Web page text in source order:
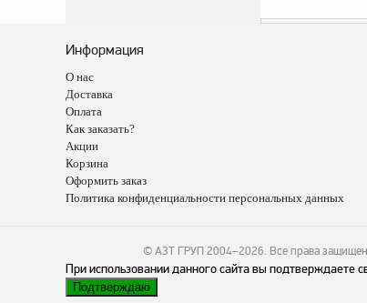
Информация
О нас
Доставка
Оплата
Как заказать?
Акции
Корзина
Оформить заказ
Политика конфиденциальности персональных данных
© АЗТ ГРУП 2004–2026. Все права
При использовании данного сайта вы подтверждаете
Подтверждаю